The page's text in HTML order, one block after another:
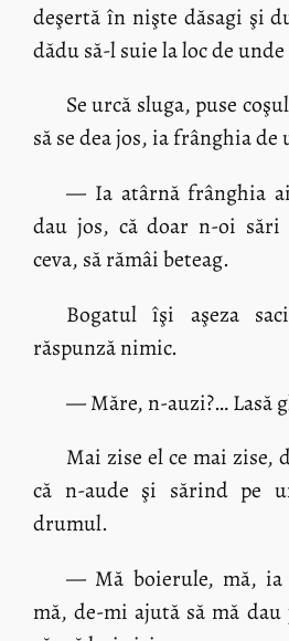
deşertă în nişte dăsagi şi
dădu să-l suie la loc de
Se urcă sluga, puse
să se dea jos, ia frânghia de
— Ia atârnă frânghia
dau jos, că doar n-oi
ceva, să rămâi beteag.
Bogatul îşi aşeza
răspunză nimic.
— Măre, n-auzi?… Lasă
Mai zise el ce mai zise,
că n-aude şi sărind pe
drumul.
— Mă boierule, mă,
mă, de-mi ajută să mă